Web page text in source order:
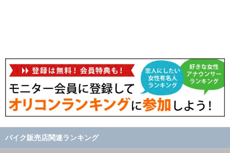
バイク販売店関連ランキング